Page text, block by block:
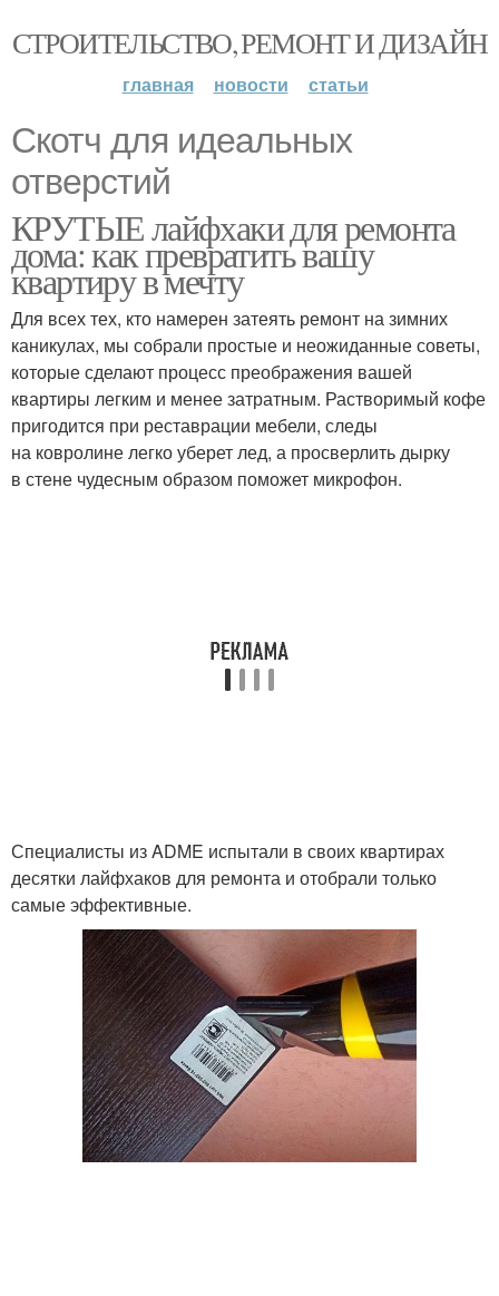
СТРОИТЕЛЬСТВО, РЕМОНТ И ДИЗАЙН
главная новости статьи
Скотч для идеальных
отверстий
КРУТЫЕ лайфхаки для ремонта
дома: как превратить вашу
квартиру в мечту
Для всех тех, кто намерен затеять ремонт на зимних
каникулах, мы собрали простые и неожиданные советы,
которые сделают процесс преображения вашей
квартиры легким и менее затратным. Растворимый кофе
пригодится при реставрации мебели, следы
на ковролине легко уберет лед, а просверлить дырку
в стене чудесным образом поможет микрофон.
Специалисты из ADME испытали в своих квартирах
десятки лайфхаков для ремонта и отобрали только
самые эффективные.